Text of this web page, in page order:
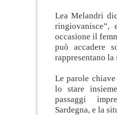
Lea Melandri
ringiovanisce”,
occasione il
può accadere
rappresentano
Le parole
lo stare
passaggi
Sardegna, e la